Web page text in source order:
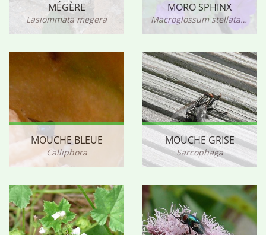
MÉGÈRE
Lasiommata megera
MORO SPHINX
Macroglossum stellatarum
MOUCHE BLEUE
Calliphora
MOUCHE GRISE
Sarcophaga